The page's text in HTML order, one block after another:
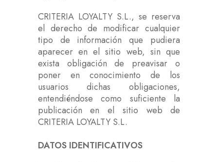
CRITERIA LOYALTY S.L., se reserva
el derecho de modificar cualquier
tipo de información que pudiera
aparecer en el sitio web, sin que
exista obligación de preavisar o
poner en conocimiento de los
usuarios dichas obligaciones,
entendiéndose como suficiente la
publicación en el sitio web de
CRITERIA LOYALTY S.L.
DATOS IDENTIFICATIVOS